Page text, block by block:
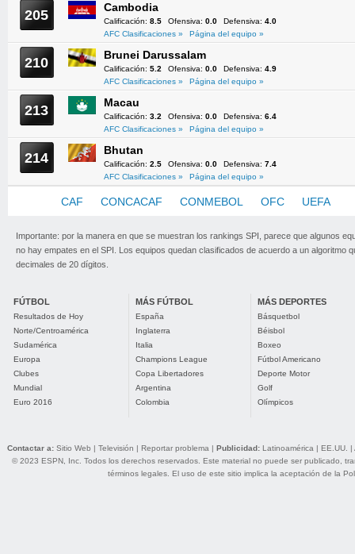
205 Cambodia
Calificación: 8.5 Ofensiva: 0.0 Defensiva: 4.0
AFC Clasificaciones »
Página del equipo »
210 Brunei Darussalam
Calificación: 5.2 Ofensiva: 0.0 Defensiva: 4.9
AFC Clasificaciones »
Página del equipo »
213 Macau
Calificación: 3.2 Ofensiva: 0.0 Defensiva: 6.4
AFC Clasificaciones »
Página del equipo »
214 Bhutan
Calificación: 2.5 Ofensiva: 0.0 Defensiva: 7.4
AFC Clasificaciones »
Página del equipo »
CAF CONCACAF CONMEBOL OFC UEFA
Importante: por la manera en que se muestran los rankings SPI, parece que algunos
no hay empates en el SPI. Los equipos quedan clasificados de acuerdo a un algoritmo
decimales de 20 dígitos.
FÚTBOL
Resultados de Hoy
Norte/Centroamérica
Sudamérica
Europa
Clubes
Mundial
Euro 2016
MÁS FÚTBOL
España
Inglaterra
Italia
Champions League
Copa Libertadores
Argentina
Colombia
MÁS DEPORTES
Básquetbol
Béisbol
Boxeo
Fútbol Americano
Deporte Motor
Golf
Olímpicos
Contactar a: Sitio Web | Televisión | Reportar problema | Publicidad: Latinoamérica | EE.UU. |
© 2023 ESPN, Inc. Todos los derechos reservados. Este material no puede ser publicado,
términos legales. El uso de este sitio implica la aceptación de la